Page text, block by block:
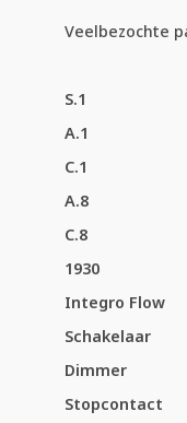
Veelbezochte
S.1
A.1
C.1
A.8
C.8
1930
Integro Flow
Schakelaar
Dimmer
Stopcontact